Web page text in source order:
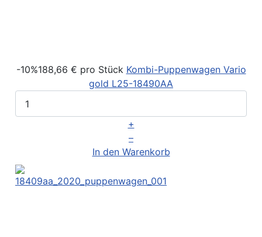
-10%188,66 € pro Stück Kombi-Puppenwagen Vario
gold L25-18490AA
+
–
In den Warenkorb